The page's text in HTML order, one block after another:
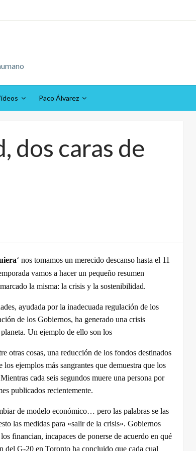
Paco Álvarez
dos caras de
‘ nos tomamos un merecido descanso hasta el 11
vamos a hacer un pequeño resumen
la misma: la crisis y la sostenibilidad.
ayudada por la inadecuada regulación de los
de los Gobiernos, ha generado una crisis
Un ejemplo de ello son los
otras cosas, una reducción de los fondos destinados
ejemplos más sangrantes que demuestra que los
cada seis segundos muere una persona por
publicados recientemente.
de modelo económico… pero las palabras se las
las medidas para «salir de la crisis». Gobiernos
financian, incapaces de ponerse de acuerdo en qué
del G-20 en Toronto ha concluido que cada cual